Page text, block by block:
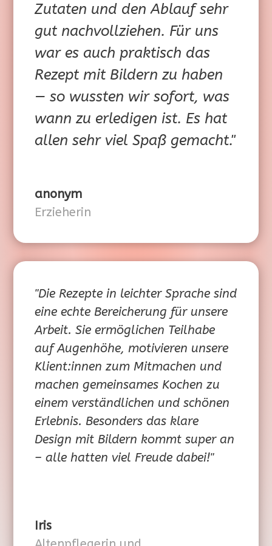
Zutaten und den Ablauf sehr
gut nachvollziehen. Für uns
war es auch praktisch das
Rezept mit Bildern zu haben
— so wussten wir sofort, was
wann zu erledigen ist. Es hat
allen sehr viel Spaß gemacht."
anonym
Erzieherin
"Die Rezepte in leichter Sprache sind
eine echte Bereicherung für unsere
Arbeit. Sie ermöglichen Teilhabe
auf Augenhöhe, motivieren unsere
Klient:innen zum Mitmachen und
machen gemeinsames Kochen zu
einem verständlichen und schönen
Erlebnis. Besonders das klare
Design mit Bildern kommt super an
– alle hatten viel Freude dabei!"
Iris